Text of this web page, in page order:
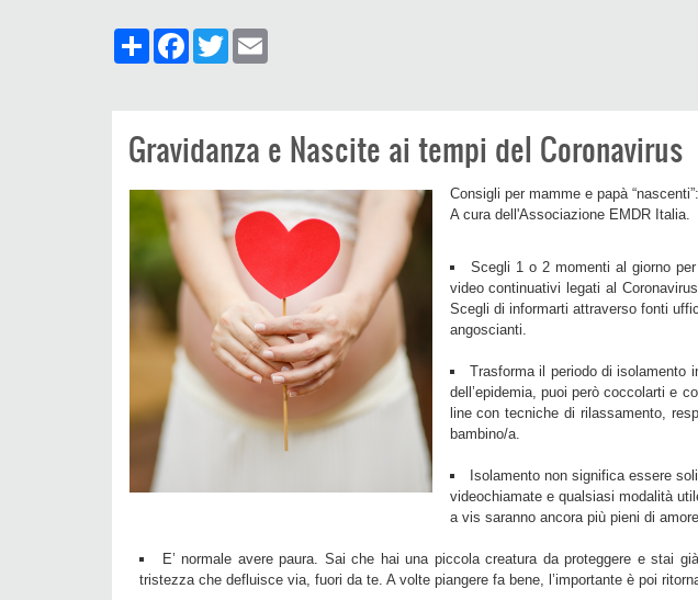
Share FacebookTwitter
Gravidanza e Nascite ai tempi del Coronavirus
Consigli per mamme e papà
A cura dell'Associazione EMDR Italia.
Scegli 1 o 2 momenti al giorno
video continuativi legati al
Scegli di informarti attraverso fonti
angoscianti.
Trasforma il periodo di isolamento
dell’epidemia, puoi però coccolarti e
line con tecniche di rilassamento,
bambino/a.
Isolamento non significa essere
videochiamate e qualsiasi modalità
a vis saranno ancora più pieni di
E’ normale avere paura. Sai che hai una piccola creatura da proteggere e stai
tristezza che defluisce via, fuori da te. A volte piangere fa bene, l’importante è poi